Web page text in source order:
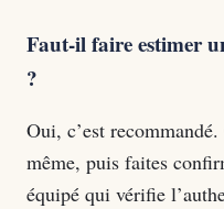
Faut-il faire estimer
?
Oui, c’est
même, puis faites
équipé qui vérifie